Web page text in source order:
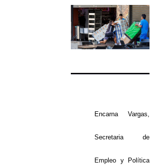
Encarna Vargas,
Secretaria de
Empleo y Política